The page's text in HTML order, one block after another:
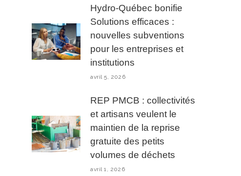
Hydro-Québec bonifie
Solutions efficaces :
nouvelles subventions
pour les entreprises et
institutions
avril 5, 2026
REP PMCB : collectivités
et artisans veulent le
maintien de la reprise
gratuite des petits
volumes de déchets
avril 1, 2026